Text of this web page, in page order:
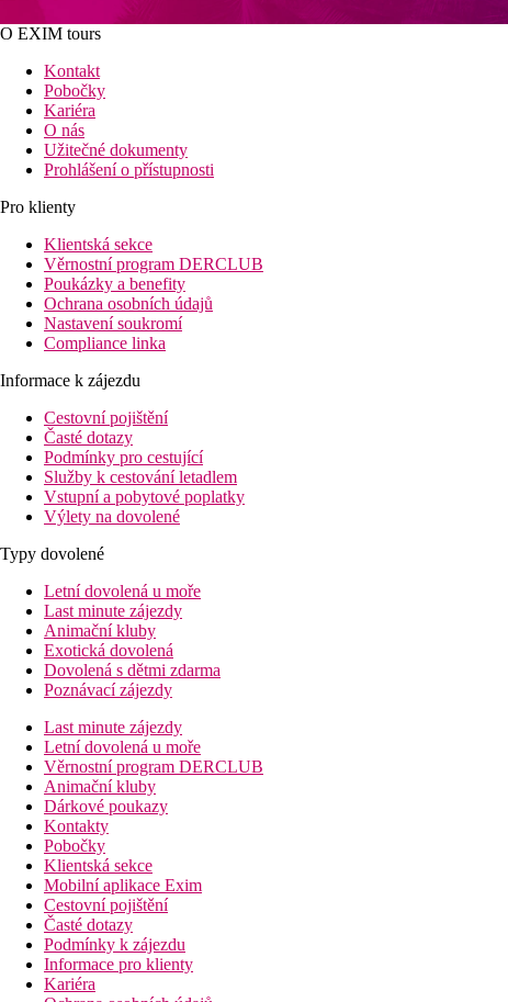
O EXIM tours
Kontakt
Pobočky
Kariéra
O nás
Užitečné dokumenty
Prohlášení o přístupnosti
Pro klienty
Klientská sekce
Věrnostní program DERCLUB
Poukázky a benefity
Ochrana osobních údajů
Nastavení soukromí
Compliance linka
Informace k zájezdu
Cestovní pojištění
Časté dotazy
Podmínky pro cestující
Služby k cestování letadlem
Vstupní a pobytové poplatky
Výlety na dovolené
Typy dovolené
Letní dovolená u moře
Last minute zájezdy
Animační kluby
Exotická dovolená
Dovolená s dětmi zdarma
Poznávací zájezdy
Last minute zájezdy
Letní dovolená u moře
Věrnostní program DERCLUB
Animační kluby
Dárkové poukazy
Kontakty
Pobočky
Klientská sekce
Mobilní aplikace Exim
Cestovní pojištění
Časté dotazy
Podmínky k zájezdu
Informace pro klienty
Kariéra